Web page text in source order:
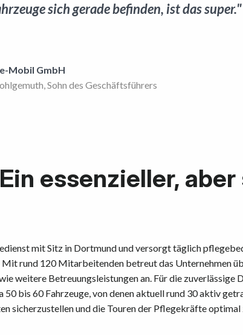
sich gerade befinden, ist das super."
Mobil GmbH
Sohn des Geschäftsführers
essenzieller,
mit Sitz in Dortmund und versorgt täglich
rund 120 Mitarbeitenden betreut das Unternehmen
weitere Betreuungsleistungen an. Für die zuverlässige
bis 60 Fahrzeuge, von denen aktuell rund 30 aktiv
sicherzustellen und die Touren der Pflegekräfte optimal